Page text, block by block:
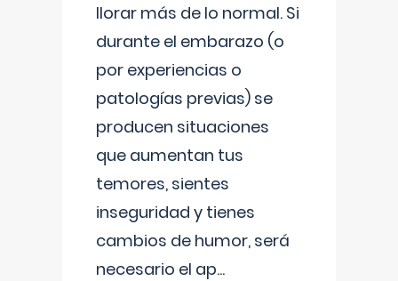
llorar más de lo normal. Si
durante el embarazo (o
por experiencias o
patologías previas) se
producen situaciones
que aumentan tus
temores, sientes
inseguridad y tienes
cambios de humor, será
necesario el ap...